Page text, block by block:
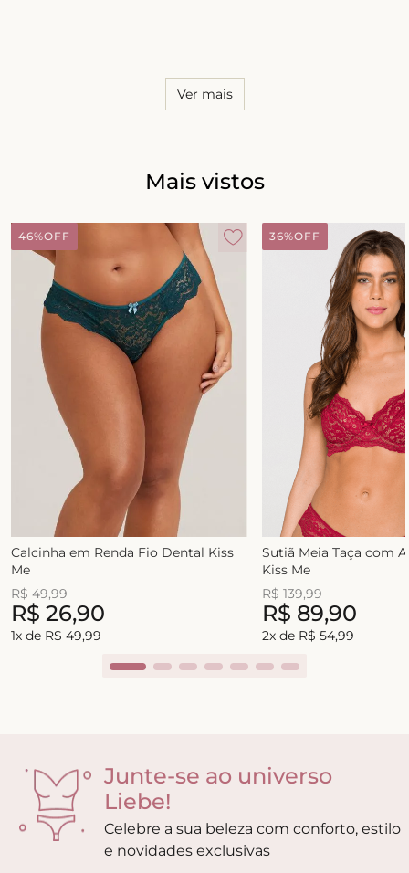
Ver mais
Mais vistos
46%OFF
Calcinha em Renda Fio Dental Kiss
Me
R$ 49,99
R$ 26,90
1x de R$ 49,99
36%OFF
Sutiã Meia Taça com
Kiss Me
R$ 139,99
R$ 89,90
2x de R$ 54,99
Junte-se ao universo
Liebe!
Celebre a sua beleza com conforto, estilo
e novidades exclusivas